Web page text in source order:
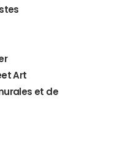
Art
et de